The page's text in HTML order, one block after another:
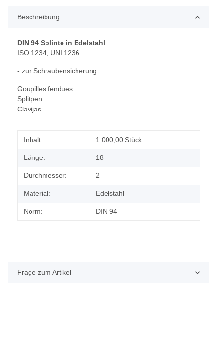
Beschreibung
DIN 94 Splinte in Edelstahl
ISO 1234, UNI 1236
- zur Schraubensicherung
Goupilles fendues
Splitpen
Clavijas
Produkteigenschaft
Wert
Inhalt: 1.000,00 Stück
Länge: 18
Durchmesser: 2
Material: Edelstahl
Norm: DIN 94
Frage zum Artikel